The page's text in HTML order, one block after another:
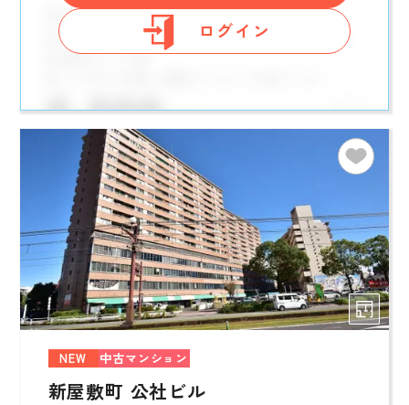
ログイン
NEW 中古マンション
新屋敷町 公社ビル